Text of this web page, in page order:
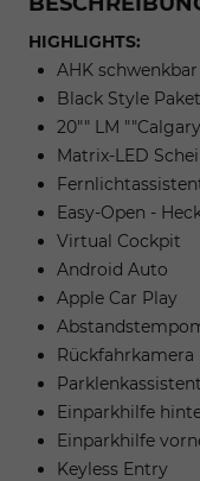
HIGHLIGHTS:
AHK schwenkbar
Black Style Paket
20"" LM
Matrix-LED
Easy-Open -
Virtual Cockpit
Android Auto
Apple Car Play
Rückfahrkamera
Einparkhilfe
Einparkhilfe
Keyless Entry